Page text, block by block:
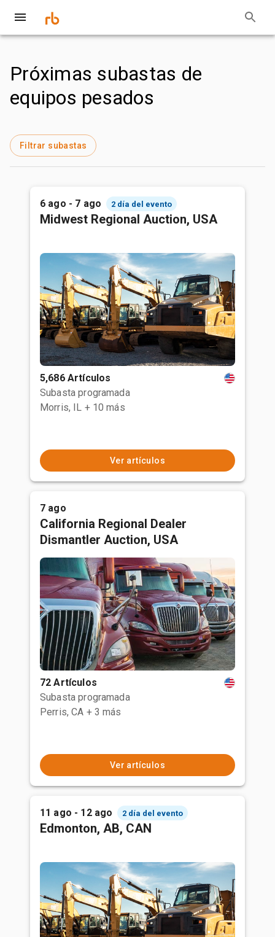
Próximas subastas de
equipos pesados
Filtrar subastas
6 ago - 7 ago 2 día del evento
Midwest Regional Auction, USA
5,686 Artículos
Subasta programada
Morris, IL + 10 más
Ver artículos
7 ago
California Regional Dealer
Dismantler Auction, USA
72 Artículos
Subasta programada
Perris, CA + 3 más
Ver artículos
11 ago - 12 ago 2 día del evento
Edmonton, AB, CAN